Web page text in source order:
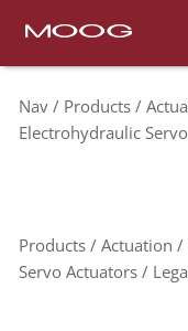
Nav Products
Electrohydraulic
Products Actuation
Servo Actuators